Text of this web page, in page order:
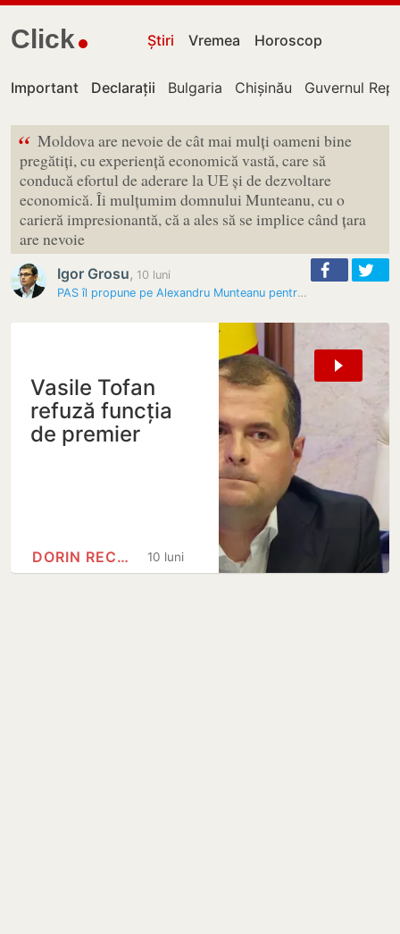
Click Știri Vremea Horoscop
Important Declarații Bulgaria Chișinău Guvernul
“ Moldova are nevoie de cât mai mulți oameni bine
pregătiți, cu experiență economică vastă, care să
conducă efortul de aderare la UE și de dezvoltare
economică. Îi mulțumim domnului Munteanu, cu o
carieră impresionantă, că a ales să se implice când țara
are nevoie
Igor Grosu, 10 luni
PAS îl propune pe Alexandru Munteanu pentru funcția de prim-ministru…
Vasile Tofan
refuză funcția
de premier
10 luni
DORIN RECEAN